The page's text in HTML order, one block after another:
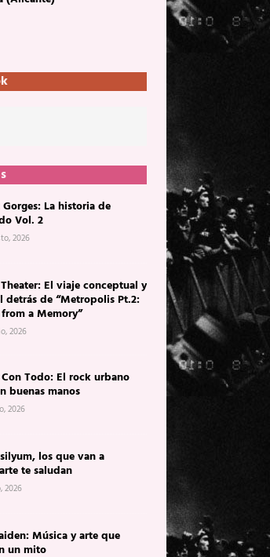
La historia de
Vol. 2
2026
El viaje conceptual y
detrás de “Metropolis Pt.2:
from a Memory”
2026
Todo: El rock urbano
buenas manos
2026
los que van a
te saludan
2026
Música y arte que
un mito